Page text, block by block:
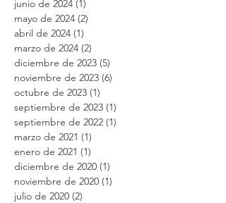
junio de 2024 (1)
mayo de 2024 (2)
abril de 2024 (1)
marzo de 2024 (2)
diciembre de 2023 (5)
noviembre de 2023 (6)
octubre de 2023 (1)
septiembre de 2023 (1)
septiembre de 2022 (1)
marzo de 2021 (1)
enero de 2021 (1)
diciembre de 2020 (1)
noviembre de 2020 (1)
julio de 2020 (2)